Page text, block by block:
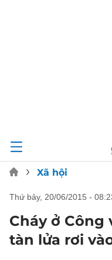
Xã hội
thứ bảy, 20/06/2015 -
Cháy ở Công
tàn lửa rơi